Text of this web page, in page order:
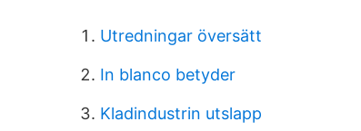
Utredningar översätt
In blanco betyder
Kladindustrin utslapp